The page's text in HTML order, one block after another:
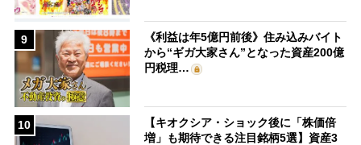
9
《利益は年5億円前後》住み込みバイト
から“ギガ大家さん”となった資産200億
円税理…
10
【キオクシア・ショック後に「株価倍
増」も期待できる注目銘柄5選】資産3